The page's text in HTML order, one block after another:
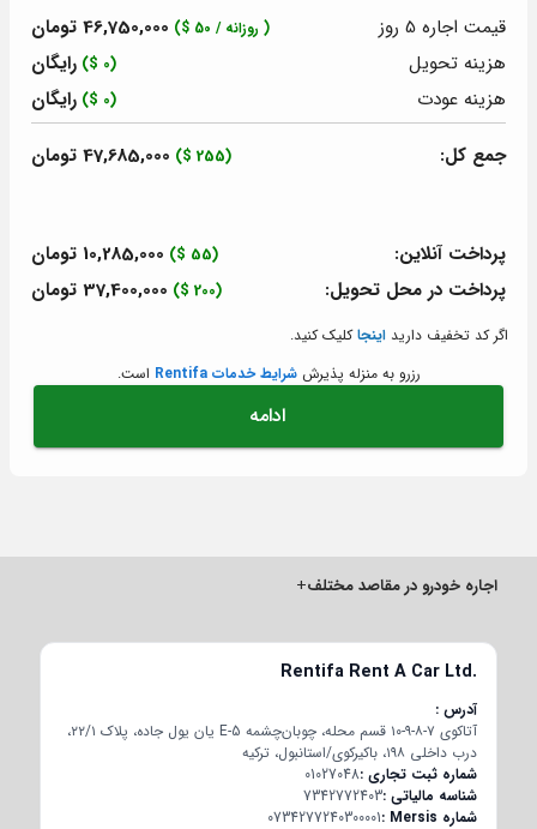
قیمت اجاره 5 روز ( روزانه / 50
$) 46,750,000 تومان
هزینه تحویل
(0 $)
رایگان
هزینه عودت
(0 $)
رایگان
جمع کل:
(255 $) 47,685,000 تومان
پرداخت آنلاین: (55 $)
10,285,000 تومان
پرداخت در محل تحویل:
(200 $) 37,400,000 تومان
اگر کد تخفیف دارید اینجاکلیک کنید.
رزرو به منزله پذیرششرایط خدمات Rentifa است.
ادامه
اجاره خودرو در مقاصد مختلف+
Rentifa Rent A Car Ltd.
آدرس
آتاکوی ۷-۸-۹-۱۰ قسم محله، چوبان‌چشمه E-5 یان یول جاده، پلاک ۲۲/۱،
درب داخلی ۱۹۸، باکیرکوی/استانبول، ترکیه
شماره ثبت تجاری01027048
شناسه مالیاتی7342772403
شماره Mersis
0734277240300001